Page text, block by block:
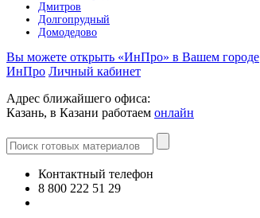
Дмитров
Долгопрудный
Домодедово
Вы можете открыть «ИнПро» в Вашем городе
ИнПро Личный кабинет
Адрес ближайшего офиса:
Казань, в Казани работаем онлайн
Контактный телефон
8 800 222 51 29